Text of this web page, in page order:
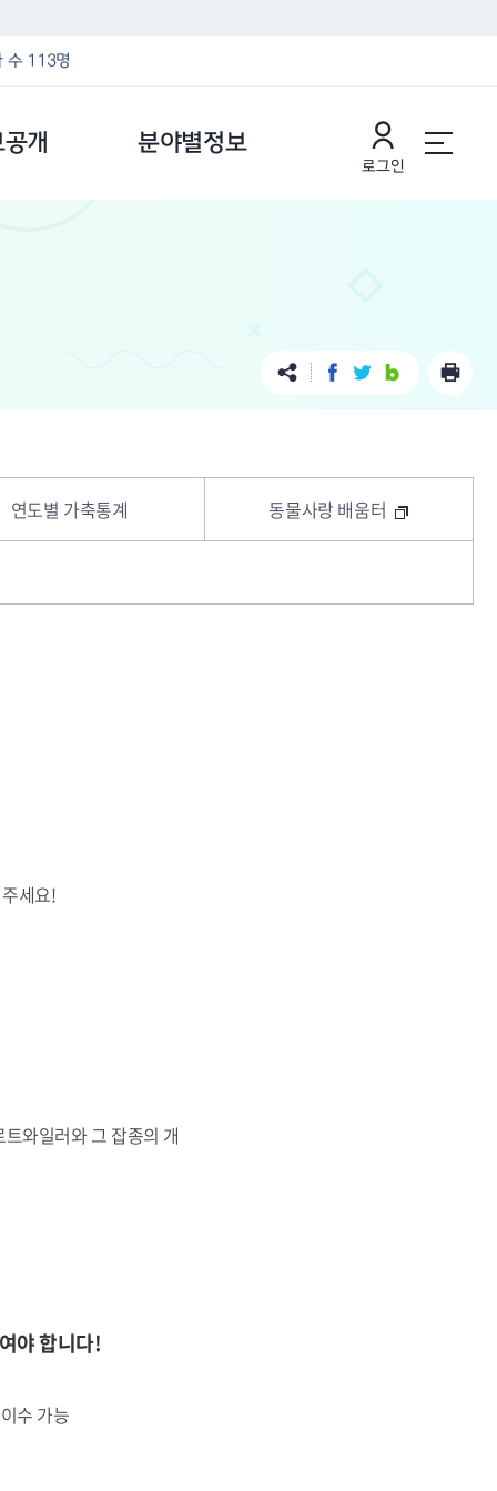
수 113명
개 분야별정보
로그인
연도별 가축통계 동물사랑 배움터
세요!
와일러와 그 잡종의 개
야 합니다!
수 가능